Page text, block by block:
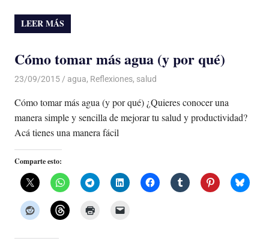
LEER MÁS
Cómo tomar más agua (y por qué)
23/09/2015 Luis Castellanos
agua, Reflexiones, salud
Cómo tomar más agua (y por qué) ¿Quieres conocer una
manera simple y sencilla de mejorar tu salud y productividad?
Acá tienes una manera fácil
Comparte esto: